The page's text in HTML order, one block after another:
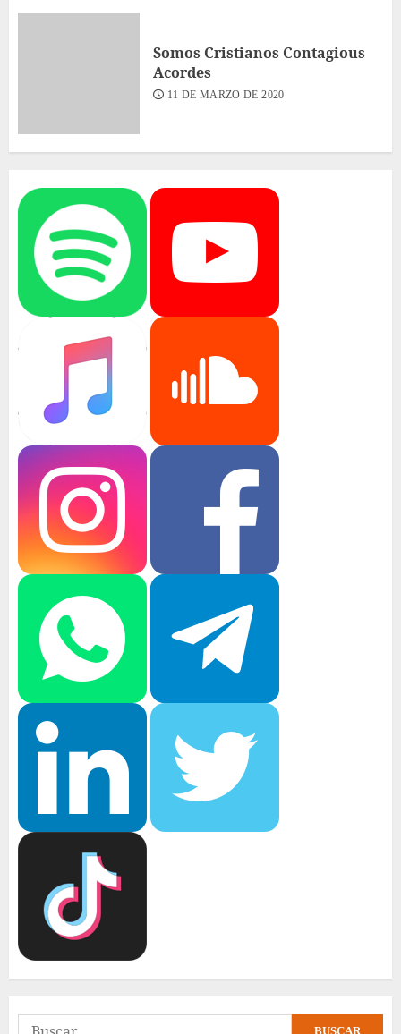
Somos Cristianos Contagious
Acordes
11 DE MARZO DE 2020
Buscar: